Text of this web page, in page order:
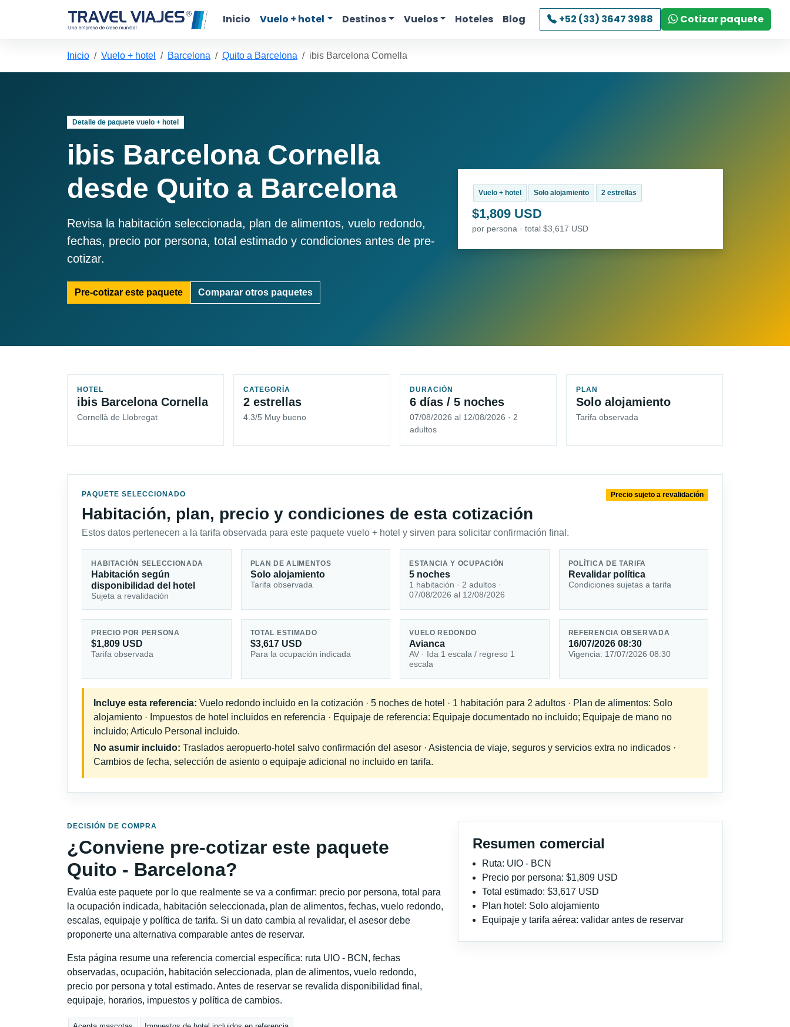
Inicio Vuelo + hotel Destinos Vuelos Hoteles Blog +52 (33) 3647 3988 Cotizar paquete
Inicio Vuelo + hotel Barcelona Quito a Barcelona ibis Barcelona Cornella
Detalle de paquete vuelo + hotel
ibis Barcelona Cornella
desde Quito a Barcelona
Revisa la habitación seleccionada, plan de alimentos, vuelo redondo,
fechas, precio por persona, total estimado y condiciones antes de pre-
cotizar.
Pre-cotizar este paquete Comparar otros paquetes
Vuelo + hotel Solo alojamiento 2 estrellas
$1,809 USD
por persona · total $3,617 USD
HOTEL
ibis Barcelona Cornella
Cornellà de Llobregat
CATEGORÍA
2 estrellas
4.3/5 Muy bueno
DURACIÓN
6 días / 5 noches
07/08/2026 al 12/08/2026 · 2
adultos
PLAN
Solo alojamiento
Tarifa observada
PAQUETE SELECCIONADO
Habitación, plan, precio y condiciones de esta cotización
Estos datos pertenecen a la tarifa observada para este paquete vuelo + hotel y sirven para solicitar confirmación final.
Precio sujeto a revalidación
HABITACIÓN SELECCIONADA
Habitación según
disponibilidad del hotel
Sujeta a revalidación
PLAN DE ALIMENTOS
Solo alojamiento
Tarifa observada
ESTANCIA Y OCUPACIÓN
5 noches
1 habitación · 2 adultos ·
07/08/2026 al 12/08/2026
POLÍTICA DE TARIFA
Revalidar política
Condiciones sujetas a tarifa
PRECIO POR PERSONA
$1,809 USD
Tarifa observada
TOTAL ESTIMADO
$3,617 USD
Para la ocupación indicada
VUELO REDONDO
Avianca
AV · Ida 1 escala / regreso 1
escala
REFERENCIA OBSERVADA
16/07/2026 08:30
Vigencia: 17/07/2026 08:30
Incluye esta referencia: Vuelo redondo incluido en la cotización · 5 noches de hotel · 1 habitación para 2 adultos · Plan de alimentos: Solo
alojamiento · Impuestos de hotel incluidos en referencia · Equipaje de referencia: Equipaje documentado no incluido; Equipaje de mano no
incluido; Articulo Personal incluido.
No asumir incluido: Traslados aeropuerto-hotel salvo confirmación del asesor · Asistencia de viaje, seguros y servicios extra no indicados ·
Cambios de fecha, selección de asiento o equipaje adicional no incluido en tarifa.
DECISIÓN DE COMPRA
¿Conviene pre-cotizar este paquete
Quito - Barcelona?
Evalúa este paquete por lo que realmente se va a confirmar: precio por persona, total para
la ocupación indicada, habitación seleccionada, plan de alimentos, fechas, vuelo redondo,
escalas, equipaje y política de tarifa. Si un dato cambia al revalidar, el asesor debe
proponerte una alternativa comparable antes de reservar.
Esta página resume una referencia comercial específica: ruta UIO - BCN, fechas
observadas, ocupación, habitación seleccionada, plan de alimentos, vuelo redondo,
precio por persona y total estimado. Antes de reservar se revalida disponibilidad final,
equipaje, horarios, impuestos y política de cambios.
Resumen comercial
Ruta: UIO - BCN
Precio por persona: $1,809 USD
Total estimado: $3,617 USD
Plan hotel: Solo alojamiento
Equipaje y tarifa aérea: validar antes de reservar